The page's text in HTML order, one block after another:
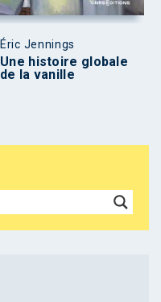
Éric Jennings
Une histoire globale
de la vanille